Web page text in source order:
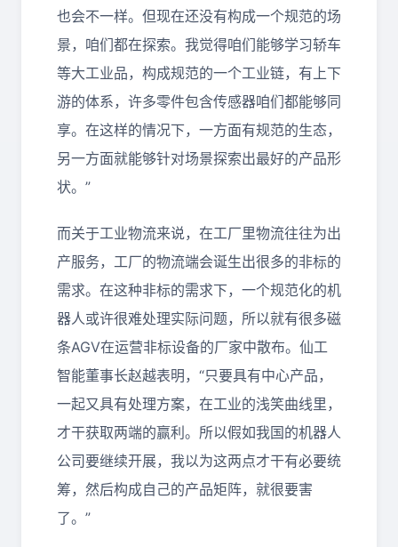
也会不一样。但现在还没有构成一个规范的场
景，咱们都在探索。我觉得咱们能够学习轿车
等大工业品，构成规范的一个工业链，有上下
游的体系，许多零件包含传感器咱们都能够同
享。在这样的情况下，一方面有规范的生态，
另一方面就能够针对场景探索出最好的产品形
状。”
而关于工业物流来说，在工厂里物流往往为出
产服务，工厂的物流端会诞生出很多的非标的
需求。在这种非标的需求下，一个规范化的机
器人或许很难处理实际问题，所以就有很多磁
条AGV在运营非标设备的厂家中散布。仙工
智能董事长赵越表明，“只要具有中心产品，
一起又具有处理方案，在工业的浅笑曲线里，
才干获取两端的赢利。所以假如我国的机器人
公司要继续开展，我以为这两点才干有必要统
筹，然后构成自己的产品矩阵，就很要害
了。”